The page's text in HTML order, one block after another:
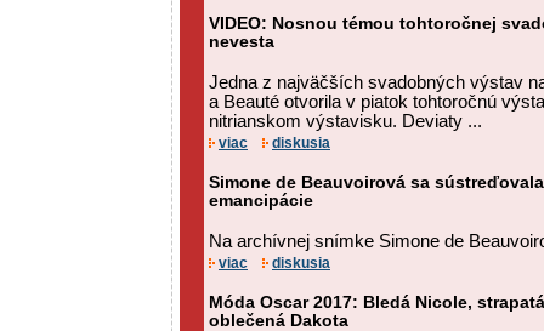
VIDEO: Nosnou témou tohtoročnej
nevesta
Jedna z najväčších svadobných výstav
a Beauté otvorila v piatok tohtoročnú
nitrianskom výstavisku. Deviaty ...
viac diskusia
Simone de Beauvoirová sa
emancipácie
Na archívnej snímke Simone de
viac diskusia
Móda Oscar 2017: Bledá Nicole,
oblečená Dakota